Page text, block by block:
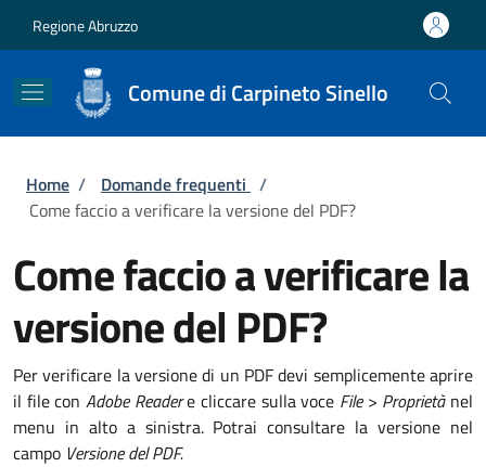
Regione Abruzzo
Comune di Carpineto Sinello
Briciole di pane
Home / Domande frequenti /
Come faccio a verificare la versione del PDF?
Come faccio a verificare la
versione del PDF?
Per verificare la versione di un PDF devi semplicemente aprire
il file con Adobe Readere cliccare sulla voce File > Proprietà nel
menu in alto a sinistra. Potrai consultare la versione nel
campo Versione del PDF.